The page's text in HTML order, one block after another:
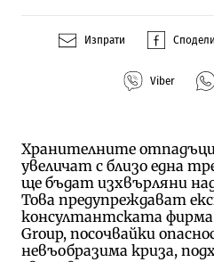
Изпрати Сподели
Viber
Хранителните
увеличат с близо една
ще бъдат изхвърляни
Това предупреждават
консултантската фирма
Group, посочвайки
невъобразима криза,